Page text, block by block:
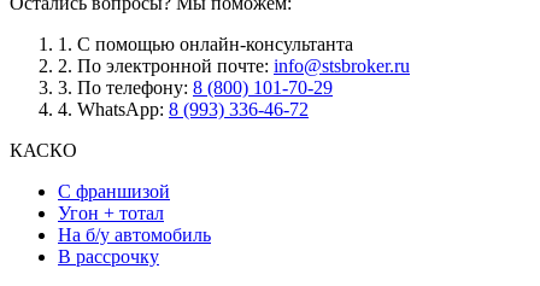
1. С помощью онлайн-консультанта
2. По электронной почте: info@stsbroker.ru
3. По телефону: 8 (800) 101-70-29
4. WhatsApp: 8 (993) 336-46-72
КАСКО
С франшизой
Угон + тотал
На б/у автомобиль
В рассрочку